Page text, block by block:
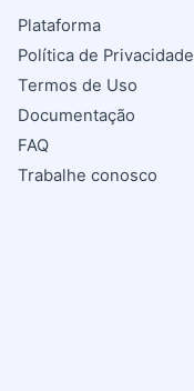
Plataforma
Política de Privacidade
Termos de Uso
Documentação
FAQ
Trabalhe conosco